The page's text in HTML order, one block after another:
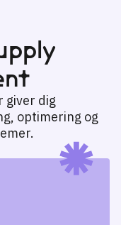
giver dig
optimering og